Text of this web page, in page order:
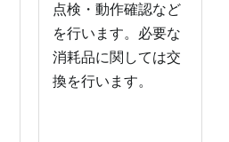
点検・動作確認など
を行います。必要な
消耗品に関しては交
換を行います。